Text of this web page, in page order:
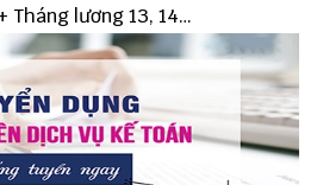
Tháng lương 13, 14…